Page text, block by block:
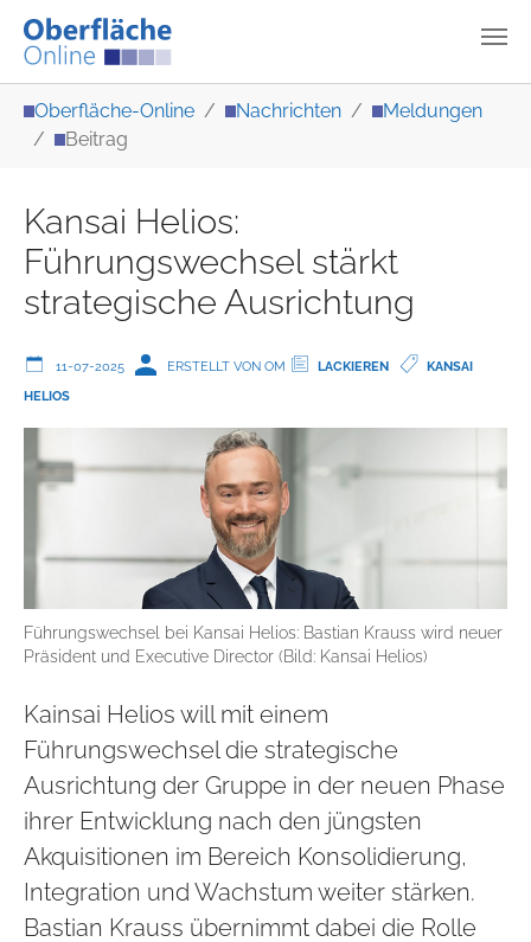
Oberfläche-Online Nachrichten
Meldungen
Beitrag
Kansai Helios:
Führungswechsel stärkt
strategische Ausrichtung
11-07-2025 ERSTELLT VON OM LACKIEREN
KANSAI
HELIOS
Führungswechsel bei Kansai Helios: Bastian Krauss wird neuer
Präsident und Executive Director (Bild: Kansai Helios)
Kainsai Helios will mit einem
Führungswechsel die strategische
Ausrichtung der Gruppe in der neuen Phase
ihrer Entwicklung nach den jüngsten
Akquisitionen im Bereich Konsolidierung,
Integration und Wachstum weiter stärken.
Bastian Krauss übernimmt dabei die Rolle